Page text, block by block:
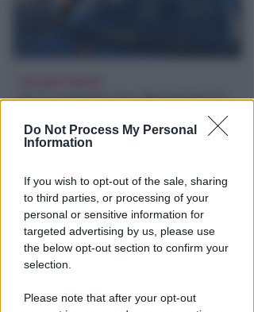
Do Not Process My Personal
Information
If you wish to opt-out of the sale, sharing
to third parties, or processing of your
personal or sensitive information for
targeted advertising by us, please use
the below opt-out section to confirm your
selection.
Please note that after your opt-out
Va in caserma per denunciare la
scopre che è morto